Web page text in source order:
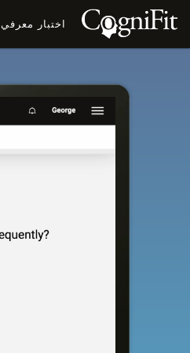
اختبار معرفي